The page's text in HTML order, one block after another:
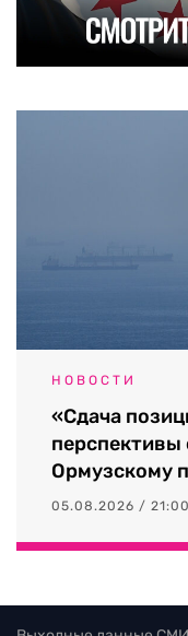
НОВОСТИ
«Сдача
перспективы
Ормузскому
05.08.2026 / 21:00